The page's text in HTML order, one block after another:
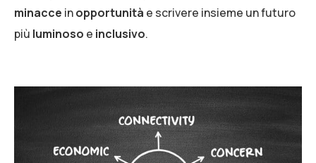
minacce inopportunità e scrivere insieme un futuro
più luminoso e inclusivo.